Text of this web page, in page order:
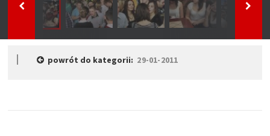
powrót do kategorii: 29-01-2011